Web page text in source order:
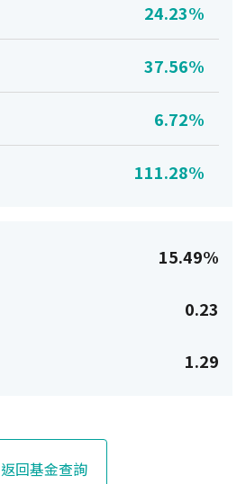
24.23%
37.56%
6.72%
111.28%
15.49%
0.23
1.29
返回基金查詢